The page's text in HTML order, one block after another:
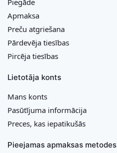
Apmaksa
Preču atgriešana
Pārdevēja tiesības
Pircēja tiesības
Lietotāja konts
Mans konts
Pasūtījuma informācija
Preces, kas iepatikušās
Pieejamas apmaksas metodes